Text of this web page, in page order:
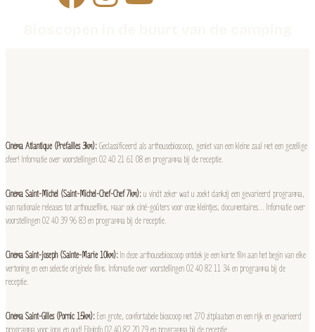
Cinéma Atlantique (Préfailles 3km):Geclassificeerd als arthousebioscoop, geniet van een kleine zaal met een gezellige
sfeer! Informatie over voorstellingen 02 40 21 61 08 en programma bij de receptie.
Cinéma Saint-Michel (Saint-Michel-Chef-Chef 7km):u vindt zeker wat u zoekt dankzij een gevarieerd programma,
van nationale releases tot arthousefilms, maar ook ciné-goûters voor onze kleintjes, documentaires… Informatie over
voorstellingen 02 40 39 96 83 en programma bij de receptie.
Cinéma Saint-Joseph (Sainte-Marie 10km): In deze arthousebioscoop ontdek je een korte film aan het begin van elke
vertoning en een selectie originele films. Informatie over voorstellingen 02 40 82 11 34 en programma bij de
receptie.
Cinéma Saint-Gilles (Pornic 15km): Een grote, comfortabele bioscoop met 270 zitplaatsen en een rijk en gevarieerd